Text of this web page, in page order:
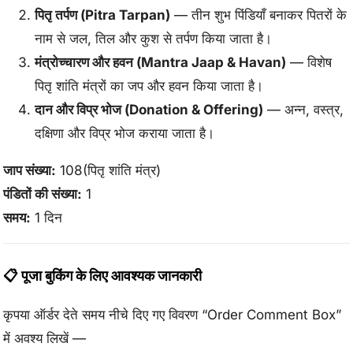
पितृ तर्पण (Pitra Tarpan) — तीन शुभ पिंडियाँ बनाकर पितरों के
नाम से जल, तिल और कुश से तर्पण किया जाता है।
मंत्रोच्चारण और हवन (Mantra Jaap & Havan) — विशेष
पितृ शांति मंत्रों का जप और हवन किया जाता है।
दान और विप्र भोज (Donation & Offering) — अन्न, वस्त्र,
दक्षिणा और विप्र भोज कराया जाता है।
जाप संख्या: 108(पितृ शांति मंत्र)
पंडितों की संख्या: 1
समय: 1 दिन
📋 पूजा बुकिंग के लिए आवश्यक जानकारी
कृपया ऑर्डर देते समय नीचे दिए गए विवरण “Order Comment Box”
में अवश्य लिखें —